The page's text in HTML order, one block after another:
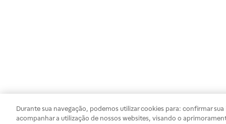
Durante sua navegação, podemos utilizar cookies para: confirmar
acompanhar a utilização de nossos websites, visando o